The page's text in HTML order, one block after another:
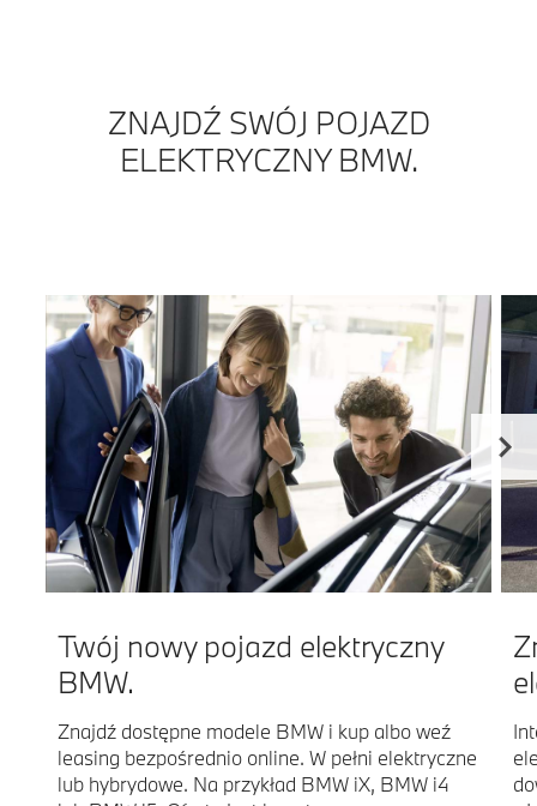
ZNAJDŹ SWÓJ POJAZD
ELEKTRYCZNY BMW.
Twój nowy pojazd elektryczny
BMW.
Znajdź dostępne modele BMW i kup albo weź
leasing bezpośrednio online. W pełni elektryczne
lub hybrydowe. Na przykład BMW iX, BMW i4